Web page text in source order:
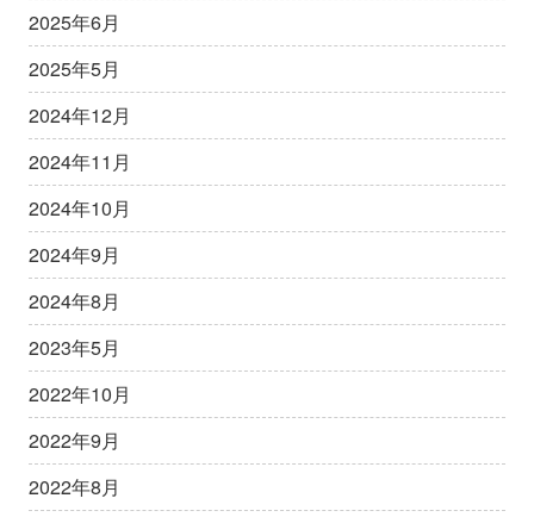
2025年6月
2025年5月
2024年12月
2024年11月
2024年10月
2024年9月
2024年8月
2023年5月
2022年10月
2022年9月
2022年8月